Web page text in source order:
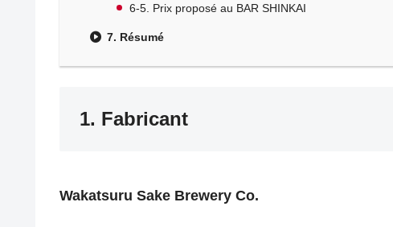
6-5. Prix proposé au BAR SHINKAI
7. Résumé
1. Fabricant
Wakatsuru Sake Brewery Co.